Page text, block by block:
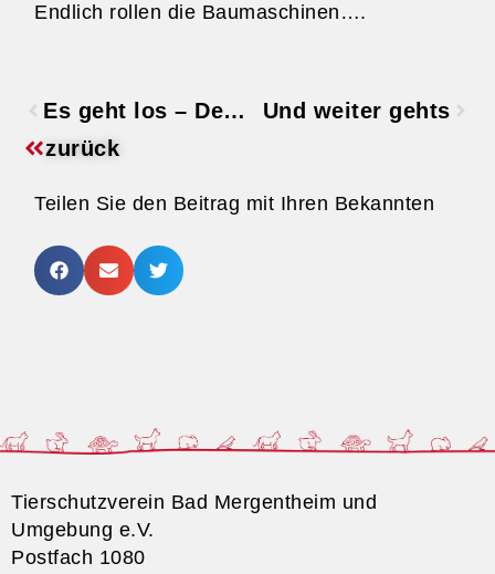
Endlich rollen die Baumaschinen….
Es geht los – Der Spatenstich
Und weiter gehts
zurück
Teilen Sie den Beitrag mit Ihren Bekannten
Tierschutzverein Bad Mergentheim und
Umgebung e.V.
Postfach 1080